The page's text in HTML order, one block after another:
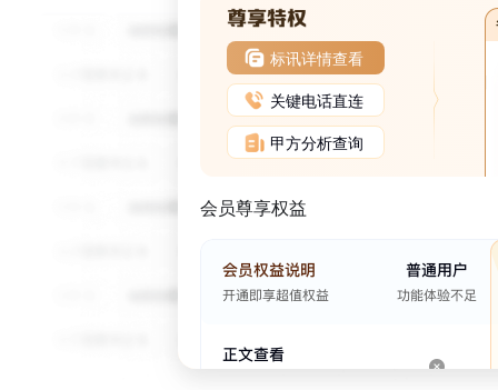
标讯详情查看
关键电话直连
甲方分析查询
会员尊享权益